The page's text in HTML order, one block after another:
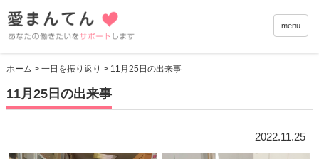
愛まん
menu
ホーム > 一日を振り返り > 11月25日の出来事
11月25日の出来事
2022.11.25